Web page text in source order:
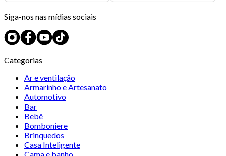
Siga-nos nas mídias sociais
Categorias
Ar e ventilação
Armarinho e Artesanato
Automotivo
Bar
Bebê
Bomboniere
Brinquedos
Casa Inteligente